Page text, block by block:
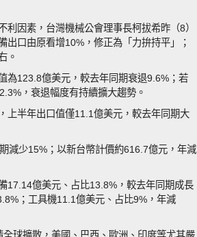
因素，台灣機械公會理事長柯拔希昨（8）
出口由原看增10%，修正為「力拚持平」；
。
為123.8億美元，較去年同期衰退9.6%；若
，衰退幅度有持續擴大趨勢。
上半年出口值僅11.1億美元，較去年同期大
減少15%；以新台幣計價約616.7億元，年減
17.14億美元、占比13.8%，較去年同期成長
；工具機11.1億美元、占比9%，年減